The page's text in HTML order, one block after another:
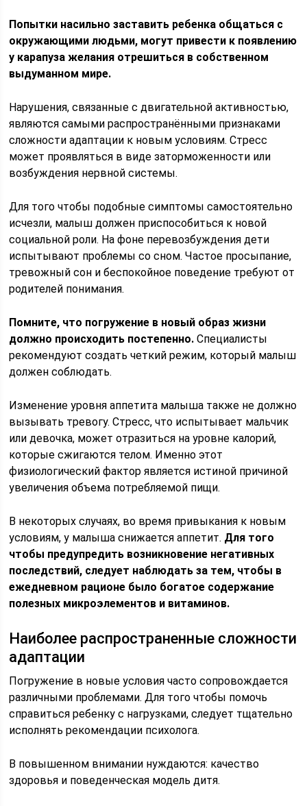
Попытки насильно заставить ребенка общаться с
окружающими людьми, могут привести к появлению
у карапуза желания отрешиться в собственном
выдуманном мире.
Нарушения, связанные с двигательной активностью,
являются самыми распространёнными признаками
сложности адаптации к новым условиям. Стресс
может проявляться в виде заторможенности или
возбуждения нервной системы.
Для того чтобы подобные симптомы самостоятельно
исчезли, малыш должен приспособиться к новой
социальной роли. На фоне перевозбуждения дети
испытывают проблемы со сном. Частое просыпание,
тревожный сон и беспокойное поведение требуют от
родителей понимания.
Помните, что погружение в новый образ жизни
должно происходить постепенно. Специалисты
рекомендуют создать четкий режим, который малыш
должен соблюдать.
Изменение уровня аппетита малыша также не должно
вызывать тревогу. Стресс, что испытывает мальчик
или девочка, может отразиться на уровне калорий,
которые сжигаются телом. Именно этот
физиологический фактор является истиной причиной
увеличения объема потребляемой пищи.
В некоторых случаях, во время привыкания к новым
условиям, у малыша снижается аппетит. Для того
чтобы предупредить возникновение негативных
последствий, следует наблюдать за тем, чтобы в
ежедневном рационе было богатое содержание
полезных микроэлементов и витаминов.
Наиболее распространенные сложности
адаптации
Погружение в новые условия часто сопровождается
различными проблемами. Для того чтобы помочь
справиться ребенку с нагрузками, следует тщательно
исполнять рекомендации психолога.
В повышенном внимании нуждаются: качество
здоровья и поведенческая модель дитя.